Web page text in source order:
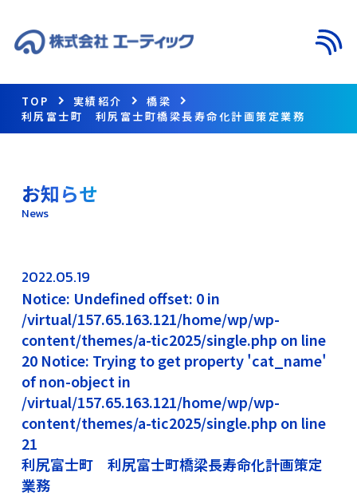
TOP 実績紹介
橋梁
利尻富士町 利尻富士町橋梁長寿命化計画策定業務
お知らせ
News
2022.05.19
Notice: Undefined offset: 0 in
/virtual/157.65.163.121/home/wp/wp-
content/themes/a-tic2025/single.php on line
20 Notice: Trying to get property 'cat_name'
of non-object in
/virtual/157.65.163.121/home/wp/wp-
content/themes/a-tic2025/single.php on line
21
利尻富士町 利尻富士町橋梁長寿命化計画策定
業務